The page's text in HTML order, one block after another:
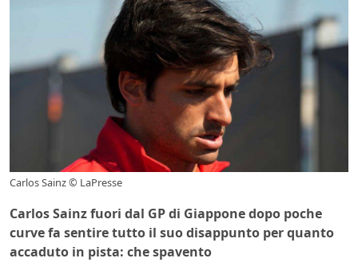
Carlos Sainz © LaPresse
Carlos Sainz fuori dal GP di Giappone dopo poche
curve fa sentire tutto il suo disappunto per quanto
accaduto in pista: che spavento